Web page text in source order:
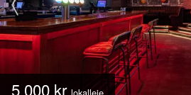
5 000 kr